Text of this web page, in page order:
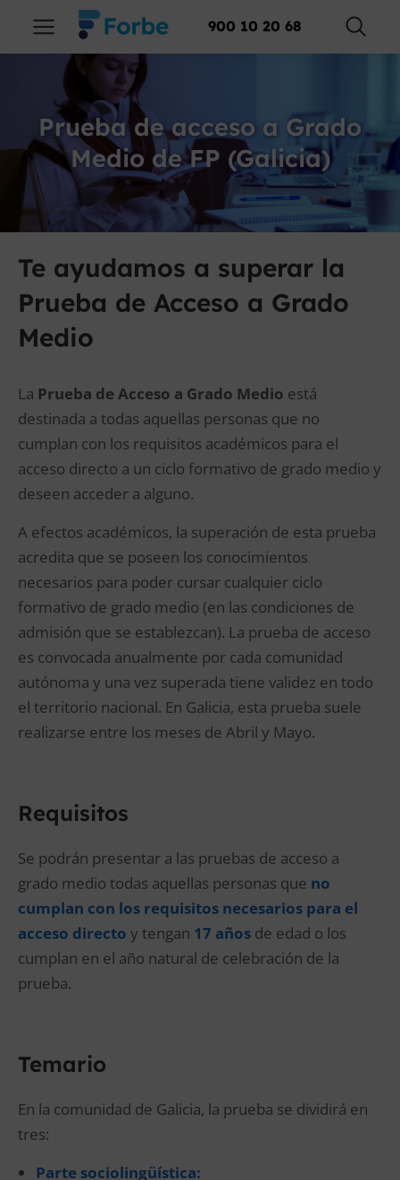
900 10 20 68
Prueba de acceso a Grado
Medio de FP (Galicia)
Te ayudamos a superar la
Prueba de Acceso a Grado
Medio
La Prueba de Acceso a Grado Medio está
destinada a todas aquellas personas que no
cumplan con los requisitos académicos para el
acceso directo a un ciclo formativo de grado medio y
deseen acceder a alguno.
A efectos académicos, la superación de esta prueba
acredita que se poseen los conocimientos
necesarios para poder cursar cualquier ciclo
formativo de grado medio (en las condiciones de
admisión que se establezcan). La prueba de acceso
es convocada anualmente por cada comunidad
autónoma y una vez superada tiene validez en todo
el territorio nacional. En Galicia, esta prueba suele
realizarse entre los meses de Abril y Mayo.
Requisitos
Se podrán presentar a las pruebas de acceso a
grado medio todas aquellas personas que no
cumplan con los requisitos necesarios para el
acceso directo y tengan 17 años de edad o los
cumplan en el año natural de celebración de la
prueba.
Temario
En la comunidad de Galicia, la prueba se dividirá en
tres:
Parte sociolingüística: